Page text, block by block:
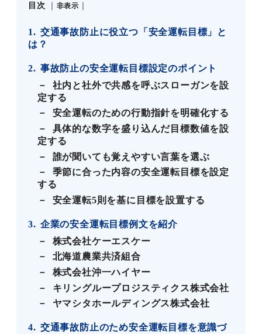
目次 非表示
1
交通事故防止に役立つ「安全運転目標」と
は？
2
事故防止の安全運転目標設定のポイント
社内と社外で共感を呼ぶスローガンを設
定する
安全運転のための行動指針を明確化する
具体的な数字を盛り込んだ目標数値を設
定する
誰が聞いても覚えやすい言葉を選ぶ
季節に合った内容の安全運転目標を設定
する
安全運転5則を基に目標を設置する
3
企業の安全運転目標例文を紹介
株式会社ケーエスケー
北海道農業共済組合
株式会社沖一ハイヤー
キリングループロジスティクス株式会社
ヤマシタホールディングス株式会社
4
交通事故防止のため安全運転目標を意識づ